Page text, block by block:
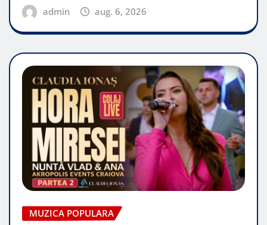
admin aug. 6, 2026
MUZICA POPULARA